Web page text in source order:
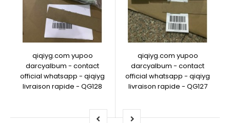
qiqiyg.com yupoo
darcyalbum - contact
official whatsapp - qiqiyg
livraison rapide - QG128
qiqiyg.com yupoo
darcyalbum - contact
official whatsapp - qiqiyg
livraison rapide - QG127